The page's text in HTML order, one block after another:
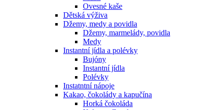
Ovesné kaše
Dětská výživa
Džemy, medy a povidla
Džemy, marmelády, povidla
Medy
Instantní jídla a polévky
Bujóny
Instantní jídla
Polévky
Instatntní nápoje
Kakao, čokolády a kapučína
Horká čokoláda